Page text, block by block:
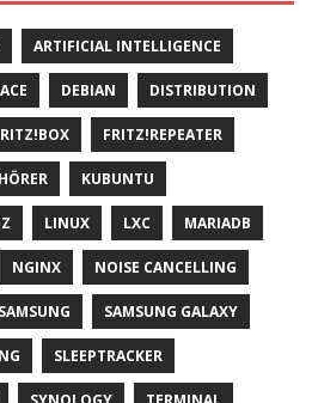
ARTIFICIAL INTELLIGENCE
DEBIAN DISTRIBUTION
FRITZ!REPEATER
KUBUNTU
LINUX LXC MARIADB
NGINX NOISE CANCELLING
SAMSUNG SAMSUNG GALAXY
SLEEPTRACKER